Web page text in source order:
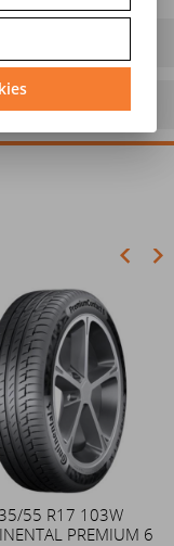
55 R17 103W
PREMIUM 6
(4.00-4) kovový
ventil TR87